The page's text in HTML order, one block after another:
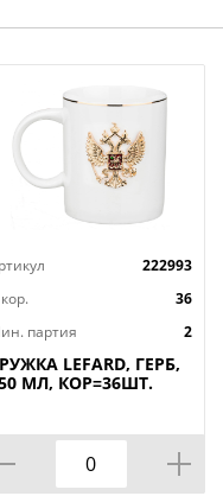
печи.
222993
36
партия
2
LEFARD, ГЕРБ,
МЛ, КОР=36ШТ.